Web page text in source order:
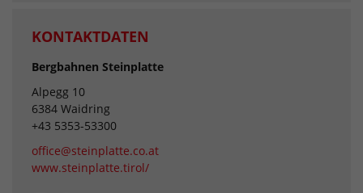
KONTAKTDATEN
Bergbahnen Steinplatte
Alpegg 10
6384 Waidring
+43 5353-53300
office@steinplatte.co.at
www.steinplatte.tirol/